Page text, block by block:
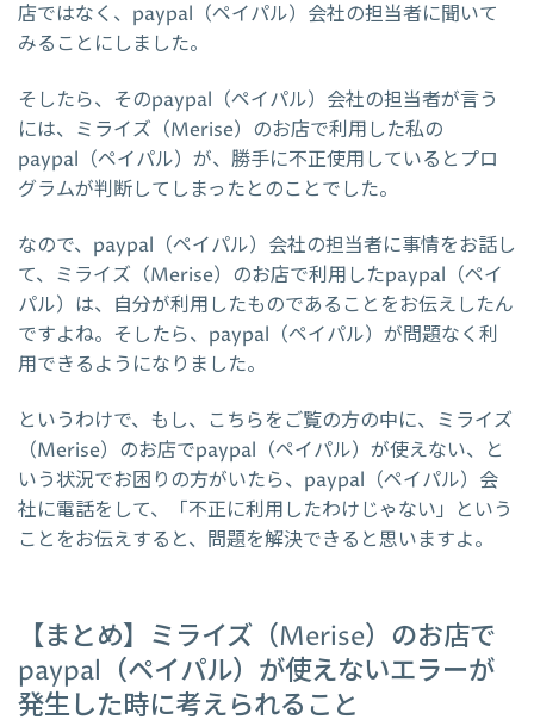
店ではなく、paypal（ペイパル）会社の担当者に聞いて
みることにしました。
そしたら、そのpaypal（ペイパル）会社の担当者が言う
には、ミライズ（Merise）のお店で利用した私の
paypal（ペイパル）が、勝手に不正使用しているとプロ
グラムが判断してしまったとのことでした。
なので、paypal（ペイパル）会社の担当者に事情をお話し
て、ミライズ（Merise）のお店で利用したpaypal（ペイ
パル）は、自分が利用したものであることをお伝えしたん
ですよね。そしたら、paypal（ペイパル）が問題なく利
用できるようになりました。
というわけで、もし、こちらをご覧の方の中に、ミライズ
（Merise）のお店でpaypal（ペイパル）が使えない、と
いう状況でお困りの方がいたら、paypal（ペイパル）会
社に電話をして、「不正に利用したわけじゃない」という
ことをお伝えすると、問題を解決できると思いますよ。
【まとめ】ミライズ（Merise）のお店で
paypal（ペイパル）が使えないエラーが
発生した時に考えられること